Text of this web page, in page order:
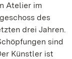
Atelier im
des
drei Jahren.
sind
Künstler ist